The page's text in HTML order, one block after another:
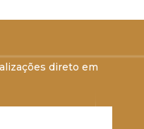
direto em